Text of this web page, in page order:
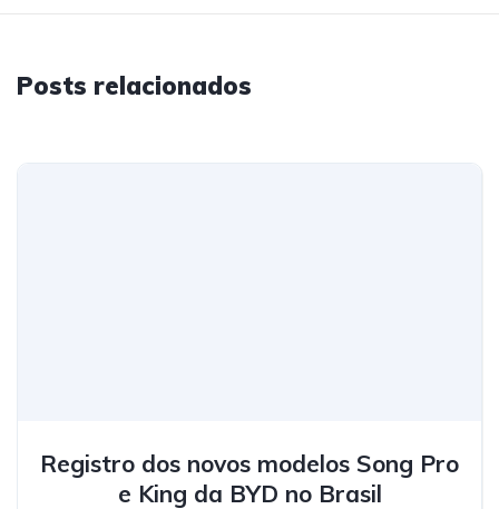
Posts relacionados
Registro dos novos modelos Song Pro
e King da BYD no Brasil